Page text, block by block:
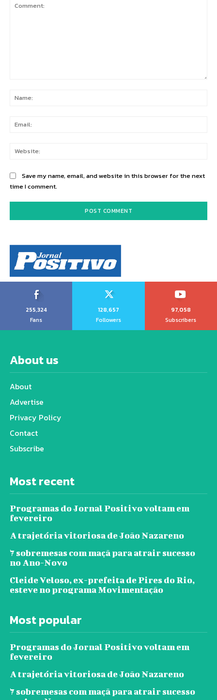
Save my name, email, and website in this browser for the next
time I comment.
255,324
Fans
128,657
Followers
97,058
Subscribers
About us
About
Advertise
Privacy Policy
Contact
Subscribe
Most recent
Programas do Jornal Positivo voltam em
fevereiro
A trajetória vitoriosa de João Nazareno
7 sobremesas com maçã para atrair sucesso
no Ano-Novo
Cleide Veloso, ex-prefeita de Pires do Rio,
esteve no programa Movimentação
Most popular
Programas do Jornal Positivo voltam em
fevereiro
A trajetória vitoriosa de João Nazareno
7 sobremesas com maçã para atrair sucesso